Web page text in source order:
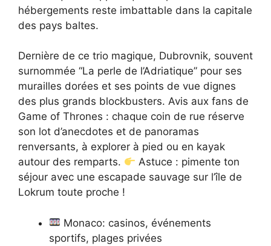
hébergements reste imbattable dans la capitale
des pays baltes.
Dernière de ce trio magique, Dubrovnik, souvent
surnommée “La perle de l’Adriatique” pour ses
murailles dorées et ses points de vue dignes
des plus grands blockbusters. Avis aux fans de
Game of Thrones : chaque coin de rue réserve
son lot d’anecdotes et de panoramas
renversants, à explorer à pied ou en kayak
autour des remparts.
Astuce : pimente ton
séjour avec une escapade sauvage sur l’île de
Lokrum toute proche !
Monaco: casinos, événements
sportifs, plages privées